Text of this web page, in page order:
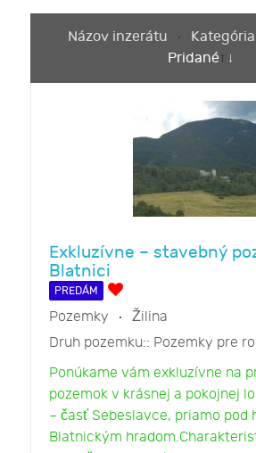
Názov inzerátu Kategória
Pridané
Exkluzívne – stavebný
Blatnici
PREDÁM
Pozemky
Žilina
Druh pozemku:: Pozemky pre
Ponúkame vám exkluzívne na
pozemok v krásnej a pokojnej
– časť Sebeslavce, priamo pod
Blatnickým